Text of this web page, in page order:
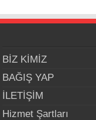
BİZ KİMİZ
BAĞIŞ YAP
İLETİŞİM
Hizmet Şartları